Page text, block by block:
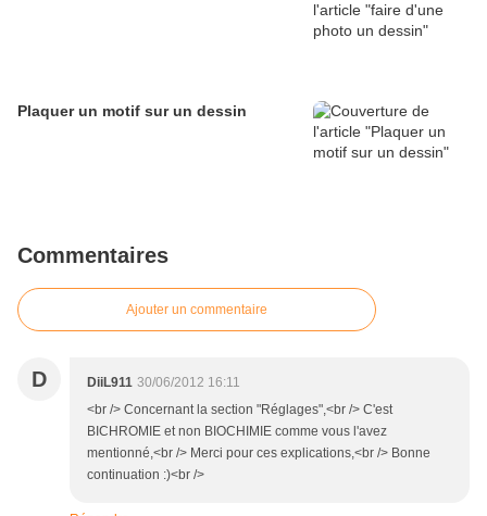
Plaquer un motif sur un dessin
Commentaires
Ajouter un commentaire
D DiiL911 30/06/2012 16:11
<br /> Concernant la section "Réglages",<br /> C'est
BICHROMIE et non BIOCHIMIE comme vous l'avez
mentionné,<br /> Merci pour ces explications,<br /> Bonne
continuation :)<br />